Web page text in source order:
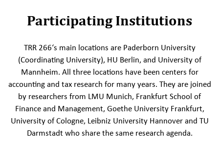
Participating Institutions
TRR 266‘s main locations are Paderborn University
(Coordinating University), HU Berlin, and University of
Mannheim. All three locations have been centers for
accounting and tax research for many years. They are joined
by researchers from LMU Munich, Frankfurt School of
Finance and Management, Goethe University Frankfurt,
University of Cologne, Leibniz University Hannover and TU
Darmstadt who share the same research agenda.